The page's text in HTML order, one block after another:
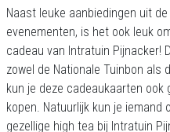
Naast leuke aanbiedingen uit
evenementen, is het ook leuk
cadeau van Intratuin Pijnacker!
zowel de Nationale Tuinbon als
kun je deze cadeaukaarten ook
kopen. Natuurlijk kun je iemand
gezellige high tea bij Intratuin